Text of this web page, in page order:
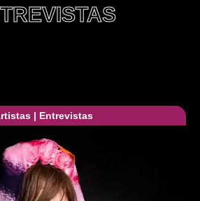
| Entrevistas